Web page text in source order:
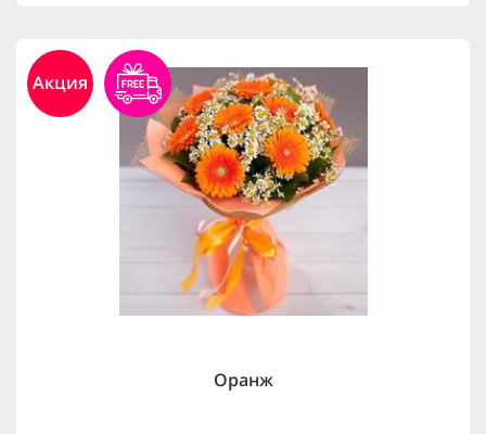
Акция
Оранж